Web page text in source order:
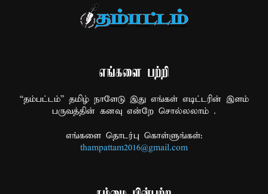
எங்களை பற்றி
“தம்பட்டம்” தமிழ் நாளேடு இது எங்கள் எடிட்டரின் இளம்
பருவத்தின் கனவு என்றே சொல்லலாம் .
எங்களை தொடர்பு கொள்ளுங்கள்:
thampattam2016@gmail.com